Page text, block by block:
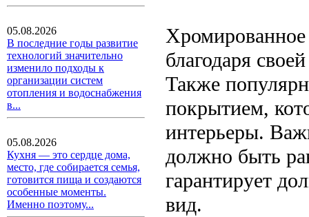
05.08.2026
В последние годы развитие
технологий значительно
изменило подходы к
организации систем
отопления и водоснабжения
в...
05.08.2026
Кухня — это сердце дома,
место, где собирается семья,
готовится пища и создаются
особенные моменты.
Именно поэтому...
благодаря
Также
покрытием,
интерьеры.
должно быть
гарантирует
вид.